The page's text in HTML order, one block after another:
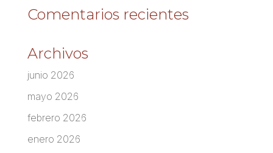
Comentarios recientes
Archivos
junio 2026
mayo 2026
febrero 2026
enero 2026